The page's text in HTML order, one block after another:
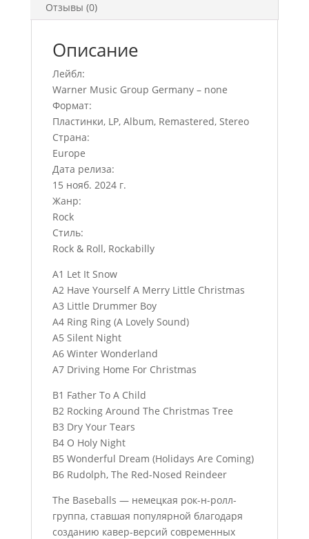
Отзывы (0)
Описание
Лейбл:
Warner Music Group Germany – none
Формат:
Пластинки, LP, Album, Remastered, Stereo
Страна:
Europe
Дата релиза:
15 нояб. 2024 г.
Жанр:
Rock
Стиль:
Rock & Roll, Rockabilly
A1 Let It Snow
A2 Have Yourself A Merry Little Christmas
A3 Little Drummer Boy
A4 Ring Ring (A Lovely Sound)
A5 Silent Night
A6 Winter Wonderland
A7 Driving Home For Christmas
B1 Father To A Child
B2 Rocking Around The Christmas Tree
B3 Dry Your Tears
B4 O Holy Night
B5 Wonderful Dream (Holidays Are Coming)
B6 Rudolph, The Red-Nosed Reindeer
The Baseballs — немецкая рок-н-ролл-
группа, ставшая популярной благодаря
созданию кавер-версий современных